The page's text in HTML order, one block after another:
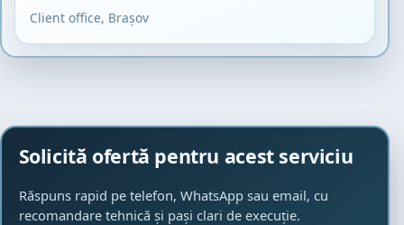
Client office, Brașov
Solicită ofertă pentru acest serviciu
Răspuns rapid pe telefon, WhatsApp sau email, cu
recomandare tehnică și pași clari de execuție.